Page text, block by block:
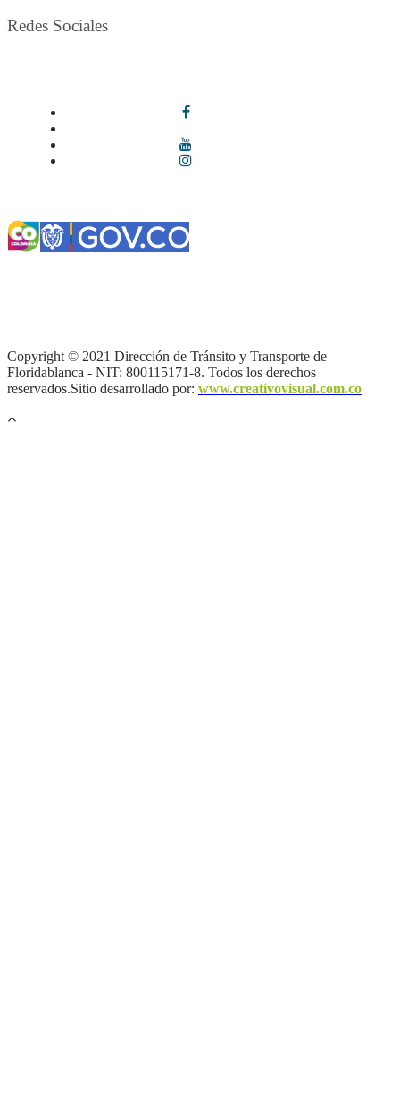
Redes Sociales
Copyright © 2021 Dirección de Tránsito y Transporte de
Floridablanca - NIT: 800115171-8. Todos los derechos
reservados.Sitio desarrollado por: www.creativovisual.com.co